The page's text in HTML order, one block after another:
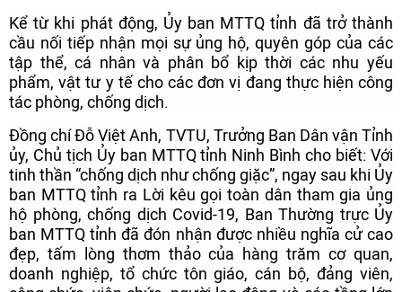
Kể từ khi phát động, Ủy ban MTTQ tỉnh đã trở thành
cầu nối tiếp nhận mọi sự ủng hộ, quyên góp của các
tập thể, cá nhân và phân bổ kịp thời các nhu yếu
phẩm, vật tư y tế cho các đơn vị đang thực hiện công
tác phòng, chống dịch.
Đồng chí Đỗ Việt Anh, TVTU, Trưởng Ban Dân vận Tỉnh
ủy, Chủ tịch Ủy ban MTTQ tỉnh Ninh Bình cho biết: Với
tinh thần “chống dịch như chống giặc”, ngay sau khi Ủy
ban MTTQ tỉnh ra Lời kêu gọi toàn dân tham gia ủng
hộ phòng, chống dịch Covid-19, Ban Thường trực Ủy
ban MTTQ tỉnh đã đón nhận được nhiều nghĩa cử cao
đẹp, tấm lòng thơm thảo của hàng trăm cơ quan,
doanh nghiệp, tổ chức tôn giáo, cán bộ, đảng viên,